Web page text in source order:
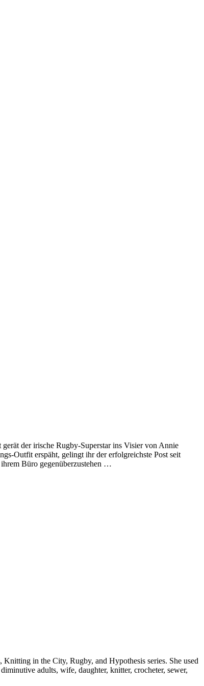
der irische Rugby-Superstar ins Visier von Annie
Outfit erspäht, gelingt ihr der erfolgreichste Post seit
Büro gegenüberzustehen …
in the City, Rugby, and Hypothesis series. She used
adults, wife, daughter, knitter, crocheter, sewer,